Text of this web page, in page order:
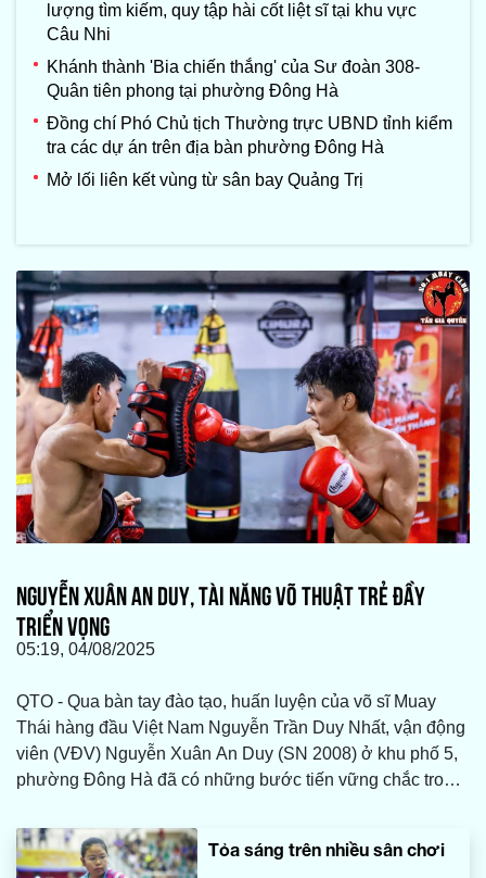
lượng tìm kiếm, quy tập hài cốt liệt sĩ tại khu vực
Câu Nhi
Khánh thành 'Bia chiến thắng' của Sư đoàn 308-
Quân tiên phong tại phường Đông Hà
Đồng chí Phó Chủ tịch Thường trực UBND tỉnh kiểm
tra các dự án trên địa bàn phường Đông Hà
Mở lối liên kết vùng từ sân bay Quảng Trị
NGUYỄN XUÂN AN DUY, TÀI NĂNG VÕ THUẬT TRẺ ĐẦY
TRIỂN VỌNG
05:19, 04/08/2025
QTO - Qua bàn tay đào tạo, huấn luyện của võ sĩ Muay
Thái hàng đầu Việt Nam Nguyễn Trần Duy Nhất, vận động
viên (VĐV) Nguyễn Xuân An Duy (SN 2008) ở khu phố 5,
phường Đông Hà đã có những bước tiến vững chắc trong
(HCV) ở hạng cân 52kg tại giải Cúp các Câu lạc bộ (CLB)
võ thuật tổng hợp toàn quốc 2025.Tỏa sáng trên nhiều sân chơi